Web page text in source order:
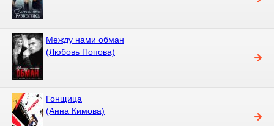
Между нами обман
(Любовь Попова)
Гонщица
(Анна Кимова)